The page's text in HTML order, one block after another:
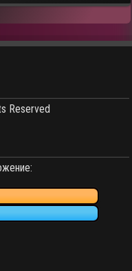
Reserved